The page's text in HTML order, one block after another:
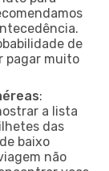
de
pagar muito
:
a lista
das
baixo
não